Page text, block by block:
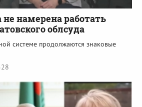
намерена работать
облсуда
системе продолжаются знаковые